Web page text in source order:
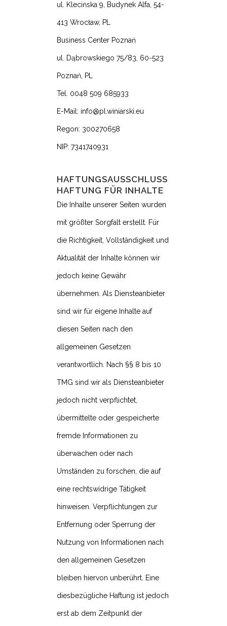
ul. Klecińska 9, Budynek Alfa, 54-
413 Wrocław, PL
Business Center Poznań
ul. Dąbrowskiego 75/83, 60-523
Poznań, PL
Tel. 0048 509 685933
E-Mail: info@pl.winiarski.eu
Regon: 300270658
NIP: 7341740931
HAFTUNGSAUSSCHLUSS
HAFTUNG FÜR INHALTE
Die Inhalte unserer Seiten wurden
mit größter Sorgfalt erstellt. Für
die Richtigkeit, Vollständigkeit und
Aktualität der Inhalte können wir
jedoch keine Gewähr
übernehmen. Als Diensteanbieter
sind wir für eigene Inhalte auf
diesen Seiten nach den
allgemeinen Gesetzen
verantwortlich. Nach §§ 8 bis 10
TMG sind wir als Diensteanbieter
jedoch nicht verpflichtet,
übermittelte oder gespeicherte
fremde Informationen zu
überwachen oder nach
Umständen zu forschen, die auf
eine rechtswidrige Tätigkeit
hinweisen. Verpflichtungen zur
Entfernung oder Sperrung der
Nutzung von Informationen nach
den allgemeinen Gesetzen
bleiben hiervon unberührt. Eine
diesbezügliche Haftung ist jedoch
erst ab dem Zeitpunkt der